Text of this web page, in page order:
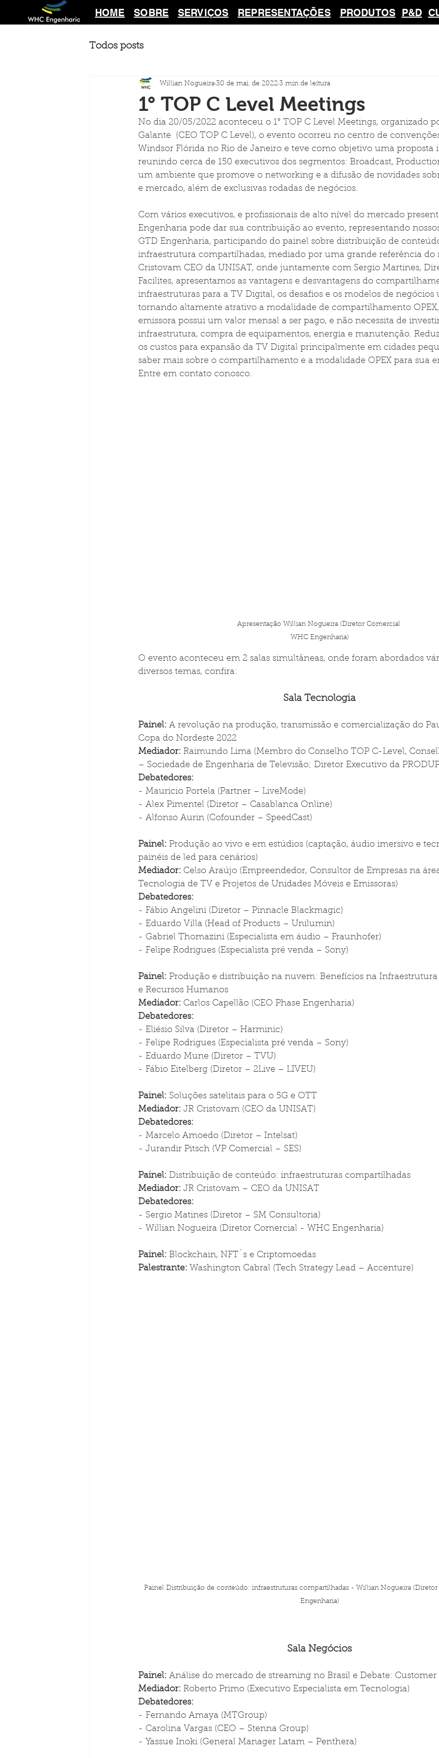
HOME SOBRE SERVIÇOS REPRESENTAÇÕES PRODUTOS P&D
Todos posts
1° TOP C Level Meetings
Willian Nogueira 30 de mai. de 2022 3 min de leitura
No dia 20/05/2022 aconteceu o 1° TOP C Level Meetings, organizado
Galante  (CEO TOP C Level), o evento ocorreu no centro de
Windsor Flórida no Rio de Janeiro e teve como objetivo uma proposta
reunindo cerca de 150 executivos dos segmentos: Broadcast,
um ambiente que promove o networking e a difusão de novidades
e mercado, além de exclusivas rodadas de negócios.
Com vários executivos, e profissionais de alto nível do mercado
Engenharia pode dar sua contribuição ao evento, representando
GTD Engenharia, participando do painel sobre distribuição de
infraestrutura compartilhadas, mediado por uma grande referência do
Cristovam CEO da UNISAT, onde juntamente com Sergio Martines,
Facilites, apresentamos as vantagens e desvantagens do
infraestruturas para a TV Digital, os desafios e os modelos de negócios
tornando altamente atrativo a modalidade de compartilhamento
emissora possui um valor mensal a ser pago, e não necessita de
infraestrutura, compra de equipamentos, energia e manutenção.
os custos para expansão da TV Digital principalmente em cidades
saber mais sobre o compartilhamento e a modalidade OPEX para sua
Entre em contato conosco.
Apresentação Willian Nogueira (Diretor Comercial
WHC Engenharia)
O evento aconteceu em 2 salas simultâneas, onde foram abordados
diversos temas, confira:
Sala Tecnologia
Painel: A revolução na produção, transmissão e comercialização do
Copa do Nordeste 2022
Mediador: Raimundo Lima (Membro do Conselho TOP C-Level,
– Sociedade de Engenharia de Televisão; Diretor Executivo da
Debatedores:
- Mauricio Portela (Partner – LiveMode)
- Alex Pimentel (Diretor – Casablanca Online)
- Alfonso Aurin (Cofounder – SpeedCast)
Painel: Produção ao vivo e em estúdios (captação, áudio imersivo e
painéis de led para cenários)
Mediador: Celso Araújo (Empreendedor, Consultor de Empresas na
Tecnologia de TV e Projetos de Unidades Móveis e Emissoras)
Debatedores:
- Fábio Angelini (Diretor – Pinnacle Blackmagic)
- Eduardo Villa (Head of Products – Unilumin)
- Gabriel Thomazini (Especialista em áudio – Fraunhofer)
- Felipe Rodrigues (Especialista pré venda – Sony)
Painel: Produção e distribuição na nuvem: Benefícios na
e Recursos Humanos
Mediador: Carlos Capellão (CEO Phase Engenharia)
Debatedores:
- Eliésio Silva (Diretor – Harminic)
- Felipe Rodrigues (Especialista pré venda – Sony)
- Eduardo Mune (Diretor – TVU)
- Fábio Eitelberg (Diretor – 2Live – LIVEU)
Painel: Soluções satelitais para o 5G e OTT
Mediador: JR Cristovam (CEO da UNISAT)
Debatedores:
- Marcelo Amoedo (Diretor – Intelsat)
- Jurandir Pitsch (VP Comercial – SES)
Painel: Distribuição de conteúdo: infraestruturas compartilhadas
Mediador: JR Cristovam – CEO da UNISAT
Debatedores:
- Sergio Matines (Diretor – SM Consultoria)
- Willian Nogueira (Diretor Comercial - WHC Engenharia)
Painel: Blockchain, NFT´s e Criptomoedas
Palestrante: Washington Cabral (Tech Strategy Lead – Accenture)
Painel Distribuição de conteúdo: infraestruturas compartilhadas - Willian Nogueira
Engenharia)
Sala Negócios
Painel: Análise do mercado de streaming no Brasil e Debate: Customer
Mediador: Roberto Primo (Executivo Especialista em Tecnologia)
Debatedores:
- Fernando Amaya (MTGroup)
- Carolina Vargas (CEO – Stenna Group)
- Yassue Inoki (General Manager Latam – Penthera)